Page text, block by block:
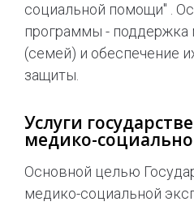
социальной помощи" .
программы -
(семей) и обеспечение
защиты.
Услуги
медико-
Основной целью
медико-социальной